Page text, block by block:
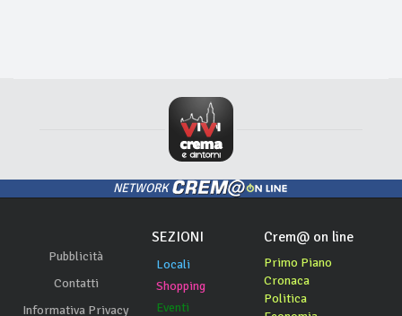
NETWORK
Pubblicità
Contatti
Informativa Privacy
SEZIONI
Locali
Shopping
Eventi
Crem@ on line
Primo Piano
Cronaca
Politica